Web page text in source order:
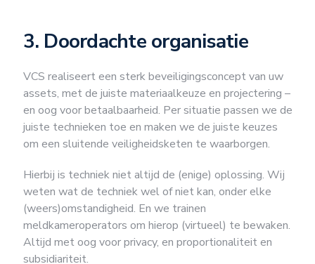
3. Doordachte organisatie
VCS realiseert een sterk beveiligingsconcept van uw
assets, met de juiste materiaalkeuze en projectering –
en oog voor betaalbaarheid. Per situatie passen we de
juiste technieken toe en maken we de juiste keuzes
om een sluitende veiligheidsketen te waarborgen.
Hierbij is techniek niet altijd de (enige) oplossing. Wij
weten wat de techniek wel of niet kan, onder elke
(weers)omstandigheid. En we trainen
meldkameroperators om hierop (virtueel) te bewaken.
Altijd met oog voor privacy, en proportionaliteit en
subsidiariteit.